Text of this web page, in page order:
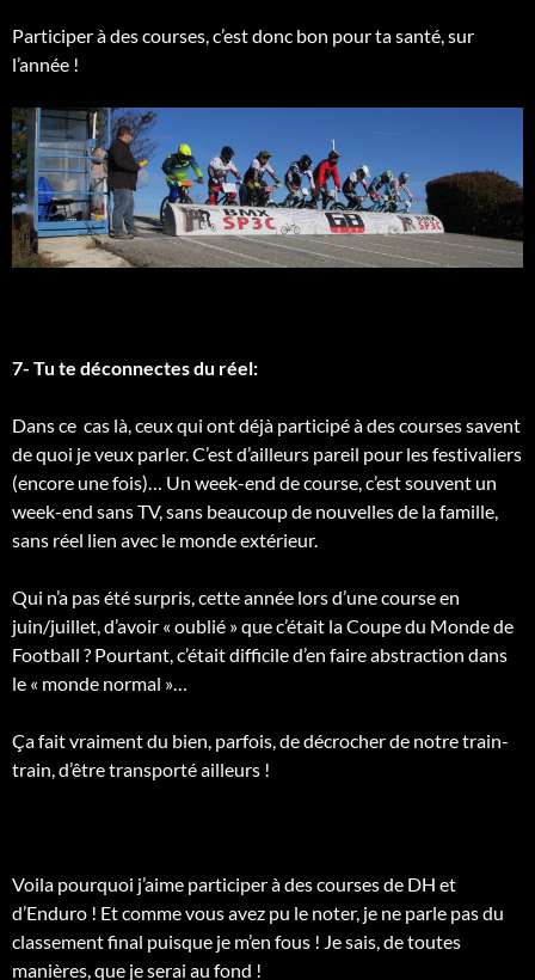
Participer à des courses, c’est donc bon pour ta santé, sur
l’année !
7- Tu te déconnectes du réel:
Dans ce cas là, ceux qui ont déjà participé à des courses savent
de quoi je veux parler. C’est d’ailleurs pareil pour les festivaliers
(encore une fois)… Un week-end de course, c’est souvent un
week-end sans TV, sans beaucoup de nouvelles de la famille,
sans réel lien avec le monde extérieur.
Qui n’a pas été surpris, cette année lors d’une course en
juin/juillet, d’avoir « oublié » que c’était la Coupe du Monde de
Football ? Pourtant, c’était difficile d’en faire abstraction dans
le « monde normal »…
Ça fait vraiment du bien, parfois, de décrocher de notre train-
train, d’être transporté ailleurs !
Voila pourquoi j’aime participer à des courses de DH et
d’Enduro ! Et comme vous avez pu le noter, je ne parle pas du
classement final puisque je m’en fous ! Je sais, de toutes
manières, que je serai au fond !